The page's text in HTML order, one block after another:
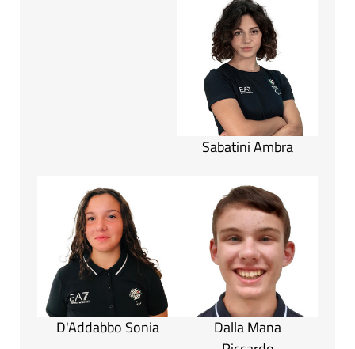
Sabatini Ambra
D'Addabbo Sonia
Dalla Mana